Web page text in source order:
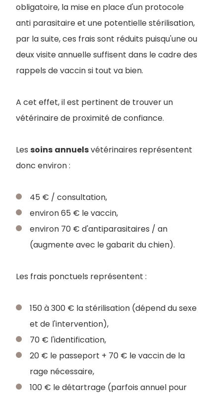
obligatoire, la mise en place d'un protocole
anti parasitaire et une potentielle stérilisation,
par la suite, ces frais sont réduits puisqu'une ou
deux visite annuelle suffisent dans le cadre des
rappels de vaccin si tout va bien.
A cet effet, il est pertinent de trouver un
vétérinaire de proximité de confiance.
Les soins annuelsvétérinaires représentent
donc environ :
45 € / consultation,
environ 65 € le vaccin,
environ 70 € d'antiparasitaires / an
(augmente avec le gabarit du chien).
Les frais ponctuels représentent :
150 à 300 € la stérilisation (dépend du sexe
et de l'intervention),
70 € l'identification,
20 € le passeport + 70 € le vaccin de la
rage nécessaire,
100 € le détartrage (parfois annuel pour